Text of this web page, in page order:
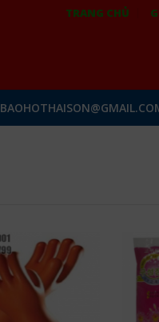
TRANG CHỦ